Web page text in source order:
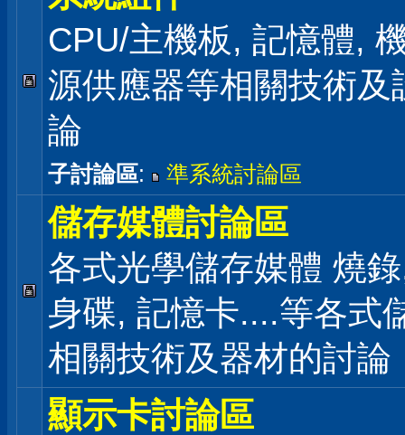
CPU/主機板, 記憶體,
源供應器等相關技術及
論
子討論區: 準系統討論區
儲存媒體討論區
各式光學儲存媒體 燒
身碟, 記憶卡....等各式
相關技術及器材的討論
顯示卡討論區